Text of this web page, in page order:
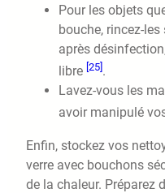
Pour les objets
bouche, rincez-
après
libre [25] .
Lavez-vous les
avoir manipulé
Enfin, stockez vos
verre avec bouchons
de la chaleur. Préparez